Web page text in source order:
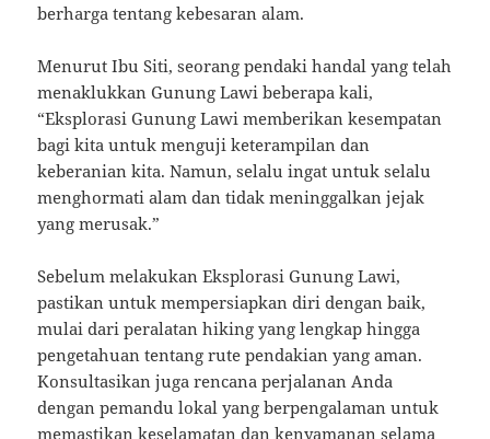
berharga tentang kebesaran alam.
Menurut Ibu Siti, seorang pendaki handal yang telah
menaklukkan Gunung Lawi beberapa kali,
“Eksplorasi Gunung Lawi memberikan kesempatan
bagi kita untuk menguji keterampilan dan
keberanian kita. Namun, selalu ingat untuk selalu
menghormati alam dan tidak meninggalkan jejak
yang merusak.”
Sebelum melakukan Eksplorasi Gunung Lawi,
pastikan untuk mempersiapkan diri dengan baik,
mulai dari peralatan hiking yang lengkap hingga
pengetahuan tentang rute pendakian yang aman.
Konsultasikan juga rencana perjalanan Anda
dengan pemandu lokal yang berpengalaman untuk
memastikan keselamatan dan kenyamanan selama